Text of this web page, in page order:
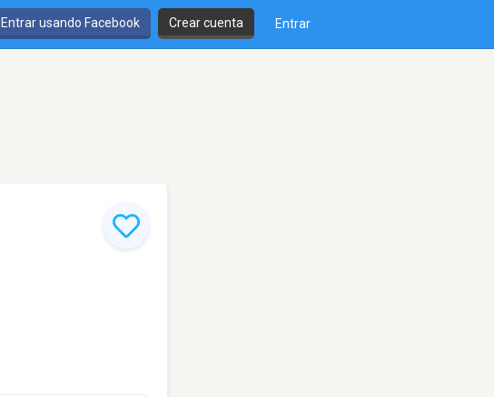
Entrar usando Facebook Crear cuenta Entrar